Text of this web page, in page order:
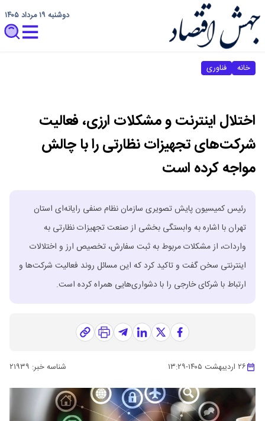
دوشنبه ۱۹ مرداد ۱۴۰۵
خانه فناوری
اختلال اینترنت و مشکلات ارزی، فعالیت
شرکت‌های تجهیزات نظارتی را با چالش
مواجه کرده است
رئیس کمیسیون پایش تصویری سازمان نظام صنفی رایانه‌ای استان
تهران با اشاره به وابستگی بخشی از صنعت تجهیزات نظارتی به
واردات، از مشکلات مربوط به ثبت سفارش، تخصیص ارز و اختلالات
اینترنتی سخن گفت و تاکید کرد که این مسائل روند فعالیت شرکت‌ها و
ارتباط با شرکای خارجی را با دشواری‌هایی همراه کرده است.
۲۶ اردیبهشت ۱۴۰۵ -۱۳:۲۹ شناسه خبر: ۲۱۹۳۹